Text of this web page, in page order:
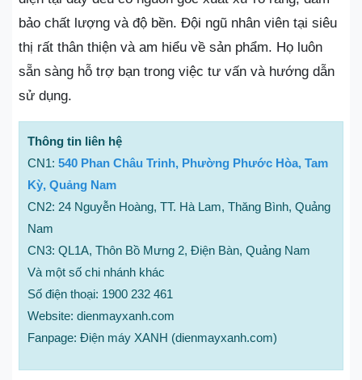
bảo chất lượng và độ bền. Đội ngũ nhân viên tại siêu
thị rất thân thiện và am hiểu về sản phẩm. Họ luôn
sẵn sàng hỗ trợ bạn trong việc tư vấn và hướng dẫn
sử dụng.
Thông tin liên hệ
CN1: 540 Phan Châu Trinh, Phường Phước Hòa, Tam
Kỳ, Quảng Nam
CN2: 24 Nguyễn Hoàng, TT. Hà Lam, Thăng Bình, Quảng
Nam
CN3: QL1A, Thôn Bồ Mưng 2, Điện Bàn, Quảng Nam
Và một số chi nhánh khác
Số điện thoại: 1900 232 461
Website: dienmayxanh.com
Fanpage: Điện máy XANH (dienmayxanh.com)